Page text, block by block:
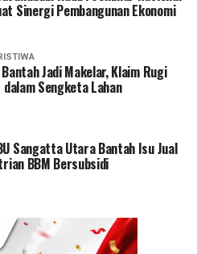
Sinergi Pembangunan Ekonomi
Jadi Makelar, Klaim Rugi
Sengketa Lahan
Sangatta Utara Bantah Isu Jual
BBM Bersubsidi